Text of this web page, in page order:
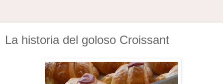
La historia del goloso Croissant